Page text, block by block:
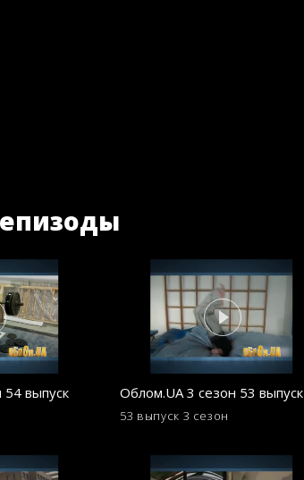
выпуск Облом.UA 3 сезон 53 выпуск
53 выпуск 3 сезон